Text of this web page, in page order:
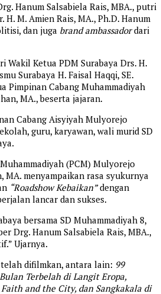
Hanum Salsabiela Rais, MBA., putri
H. M. Amien Rais, MA., Ph.D. Hanum
dan juga brand ambassadordari
Wakil Ketua PDM Surabaya Drs. H.
Surabaya H. Faisal Haqqi, SE.
Pimpinan Cabang Muhammadiyah
MA., beserta jajaran.
Cabang Aisyiyah Mulyorejo
guru, karyawan, wali murid SD
(PCM) Mulyorejo
MA. menyampaikan rasa syukurnya
“Roadshow Kebaikan”dengan
lancar dan sukses.
bersama SD Muhammadiyah 8,
Drg. Hanum Salsabiela Rais, MBA.,
Ujarnya.
difilmkan, antara lain: 99
Terbelah di Langit Eropa,
and the City, dan Sangkakala di